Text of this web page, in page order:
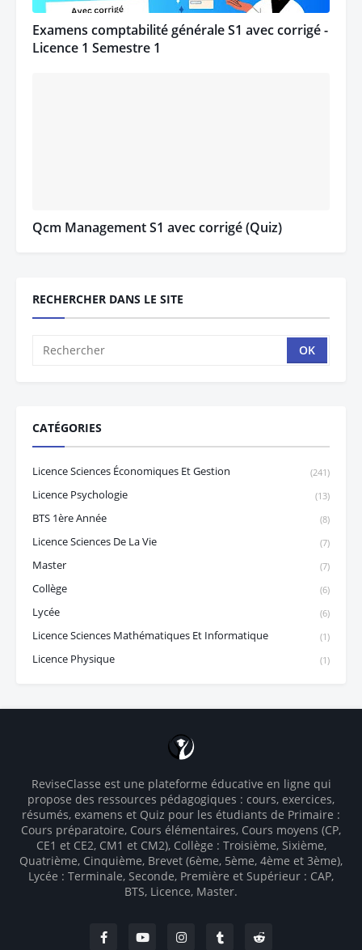
Examens comptabilité générale S1 avec corrigé -
Licence 1 Semestre 1
Qcm Management S1 avec corrigé (Quiz)
RECHERCHER DANS LE SITE
CATÉGORIES
Licence Sciences Économiques Et Gestion (241)
Licence Psychologie (13)
BTS 1ère Année (8)
Licence Sciences De La Vie (7)
Master (7)
Collège (6)
Lycée (6)
Licence Sciences Mathématiques Et Informatique (1)
Licence Physique (1)
ReviseClasse est une plateforme éducative en ligne qui
propose des ressources pédagogiques : cours, exercices,
résumés, examens et Quiz pour les étudiants de Primaire :
Cours préparatoire, Cours élémentaires, Cours moyens (CP,
CE1 et CE2, CM1 et CM2), Collège : Troisième, Sixième,
Quatrième, Cinquième, Brevet (6ème, 5ème, 4ème et 3ème),
Lycée : Terminale, Seconde, Première et Supérieur : CAP,
BTS, Licence, Master.